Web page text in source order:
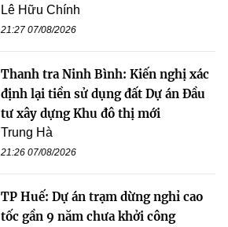
Lê Hữu Chính
21:27 07/08/2026
Thanh tra Ninh Bình: Kiến nghị xác
định lại tiền sử dụng đất Dự án Đầu
tư xây dựng Khu đô thị mới
Trung Hà
21:26 07/08/2026
TP Huế: Dự án trạm dừng nghỉ cao
tốc gần 9 năm chưa khởi công